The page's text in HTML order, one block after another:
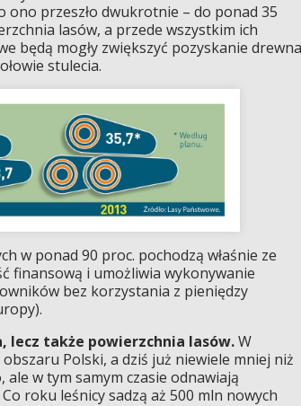
ono przeszło dwukrotnie – do ponad 35
lasów, a przede wszystkim ich
będą mogły zwiększyć pozyskanie drewna
stulecia.
w ponad 90 proc. pochodzą właśnie ze
finansową i umożliwia wykonywanie
bez korzystania z pieniędzy
lecz także powierzchnia lasów.W
obszaru Polski, a dziś już niewiele mniej niż
w tym samym czasie odnawiają
roku leśnicy sadzą aż 500 mln nowych